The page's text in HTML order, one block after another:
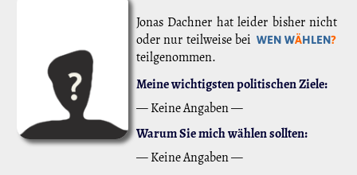
Jonas Dachner hat leider bisher nicht
oder nur teilweise bei WEN WÄHLEN?
teilgenommen.
Meine wichtigsten politischen Ziele:
— Keine Angaben —
Warum Sie mich wählen sollten:
— Keine Angaben —